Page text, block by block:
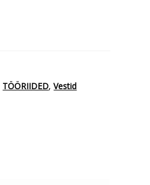
TÖÖRIIDED,Vestid